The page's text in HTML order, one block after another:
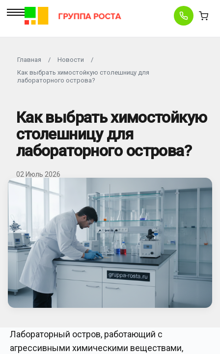
Главная / Новости
/
Как выбрать химостойкую столешницу для
лабораторного острова?
Как выбрать химостойкую
столешницу для
лабораторного острова?
02 Июль 2026
Лабораторный остров, работающий с
агрессивными химическими веществами,